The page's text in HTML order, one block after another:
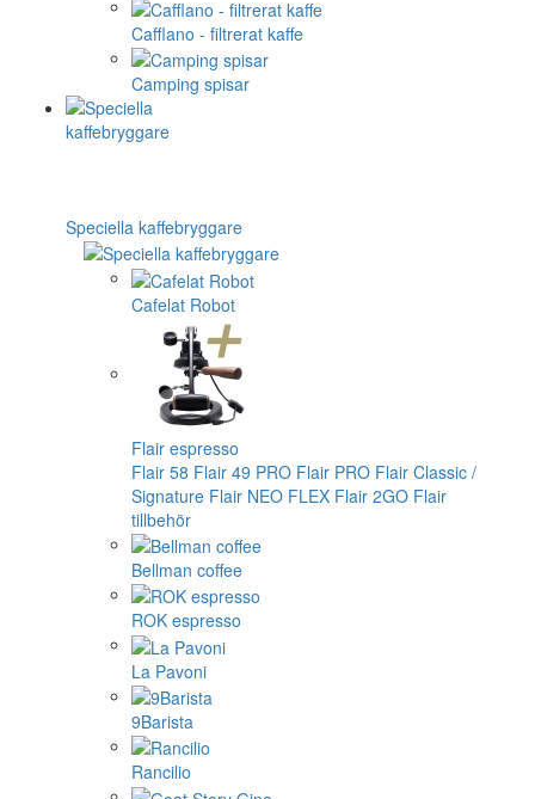
Cafflano - filtrerat kaffe
Camping spisar
Speciella kaffebryggare
Cafelat Robot
Flair espresso
Flair 58 Flair 49 PRO Flair PRO Flair Classic /
Signature Flair NEO FLEX Flair 2GO Flair
tillbehör
Bellman coffee
ROK espresso
La Pavoni
9Barista
Rancilio